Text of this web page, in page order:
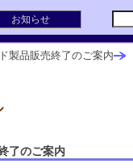
お知らせ
製品販売終了のご案内
了のご案内